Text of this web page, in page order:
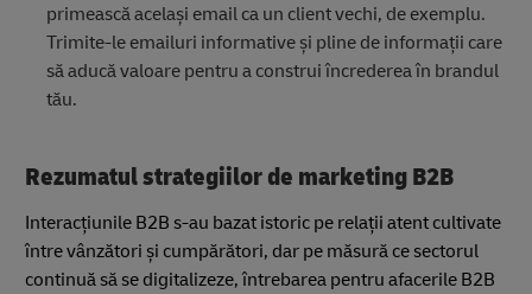
primească același email ca un client vechi, de exemplu.
Trimite-le emailuri informative și pline de informații care
să aducă valoare pentru a construi încrederea în brandul
tău.
Rezumatul strategiilor de marketing B2B
Interacțiunile B2B s-au bazat istoric pe relații atent cultivate
între vânzători și cumpărători, dar pe măsură ce sectorul
continuă să se digitalizeze, întrebarea pentru afacerile B2B